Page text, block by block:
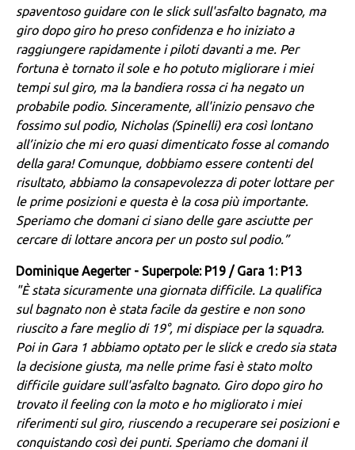
spaventoso guidare con le slick sull'asfalto bagnato, ma
giro dopo giro ho preso confidenza e ho iniziato a
raggiungere rapidamente i piloti davanti a me. Per
fortuna è tornato il sole e ho potuto migliorare i miei
tempi sul giro, ma la bandiera rossa ci ha negato un
probabile podio. Sinceramente, all'inizio pensavo che
fossimo sul podio, Nicholas (Spinelli) era così lontano
all’inizio che mi ero quasi dimenticato fosse al comando
della gara! Comunque, dobbiamo essere contenti del
risultato, abbiamo la consapevolezza di poter lottare per
le prime posizioni e questa è la cosa più importante.
Speriamo che domani ci siano delle gare asciutte per
cercare di lottare ancora per un posto sul podio.”
Dominique Aegerter - Superpole: P19 / Gara 1: P13
"È stata sicuramente una giornata difficile. La qualifica
sul bagnato non è stata facile da gestire e non sono
riuscito a fare meglio di 19°, mi dispiace per la squadra.
Poi in Gara 1 abbiamo optato per le slick e credo sia stata
la decisione giusta, ma nelle prime fasi è stato molto
difficile guidare sull'asfalto bagnato. Giro dopo giro ho
trovato il feeling con la moto e ho migliorato i miei
riferimenti sul giro, riuscendo a recuperare sei posizioni e
conquistando così dei punti. Speriamo che domani il